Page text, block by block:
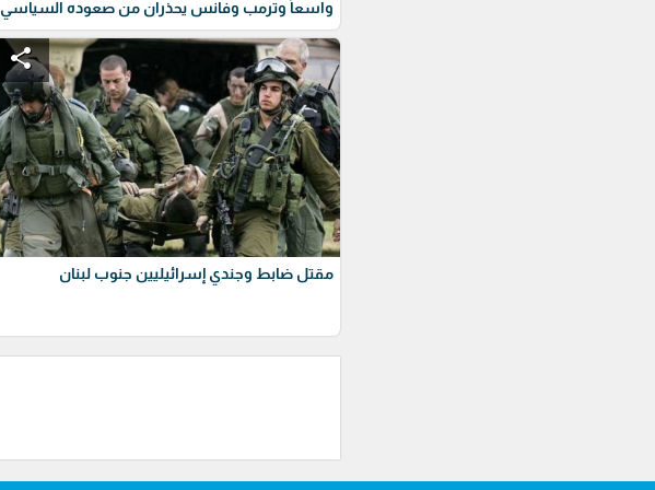
واسعاً وترمب وفانس يحذران من صعوده السياسي
share
مقتل ضابط وجندي إسرائيليين جنوب لبنان